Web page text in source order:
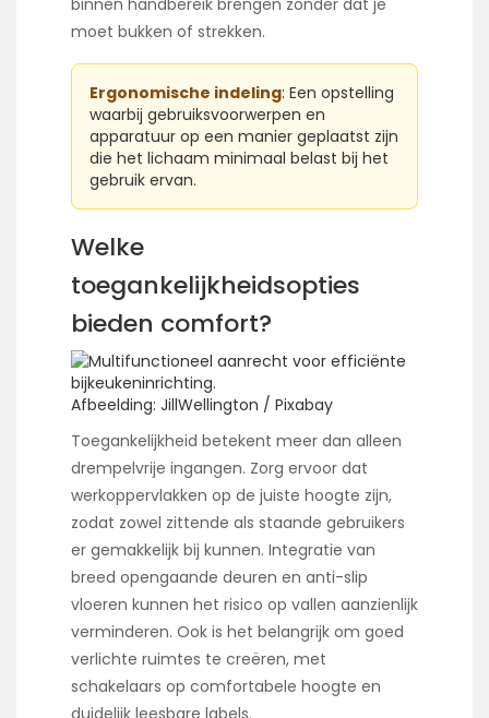
moet bukken of strekken.
Ergonomische indeling: Een opstelling
waarbij gebruiksvoorwerpen en
apparatuur op een manier geplaatst zijn
die het lichaam minimaal belast bij het
gebruik ervan.
Welke
toegankelijkheidsopties
bieden comfort?
Afbeelding: JillWellington / Pixabay
Toegankelijkheid betekent meer dan alleen
drempelvrije ingangen. Zorg ervoor dat
werkoppervlakken op de juiste hoogte zijn,
zodat zowel zittende als staande gebruikers
er gemakkelijk bij kunnen. Integratie van
breed opengaande deuren en anti-slip
vloeren kunnen het risico op vallen aanzienlijk
verminderen. Ook is het belangrijk om goed
verlichte ruimtes te creëren, met
schakelaars op comfortabele hoogte en
duidelijk leesbare labels.